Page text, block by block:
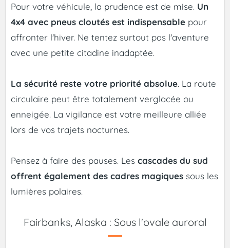
Pour votre véhicule, la prudence est de mise. Un
4x4 avec pneus cloutés est indispensable pour
affronter l'hiver. Ne tentez surtout pas l'aventure
avec une petite citadine inadaptée.
La sécurité reste votre priorité absolue. La route
circulaire peut être totalement verglacée ou
enneigée. La vigilance est votre meilleure alliée
lors de vos trajets nocturnes.
Pensez à faire des pauses. Les cascades du sud
offrent également des cadres magiques sous les
lumières polaires.
Fairbanks, Alaska : Sous l'ovale auroral